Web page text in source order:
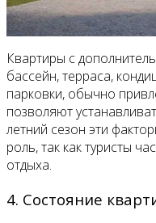
Квартиры с
бассейн, терраса,
парковки, обычно
позволяют
летний сезон эти
роль, так как туристы
отдыха.
4. Состояние